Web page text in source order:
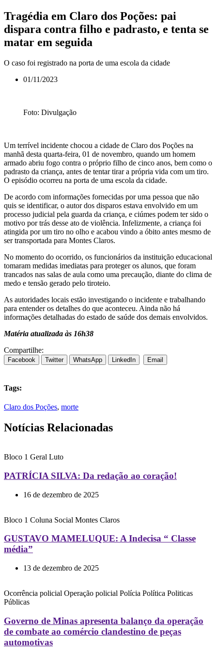
Tragédia em Claro dos Poções: pai
dispara contra filho e padrasto, e tenta se
matar em seguida
O caso foi registrado na porta de uma escola da cidade
01/11/2023
Foto: Divulgação
Um terrível incidente chocou a cidade de Claro dos Poções na
manhã desta quarta-feira, 01 de novembro, quando um homem
armado abriu fogo contra o próprio filho de cinco anos, bem como o
padrasto da criança, antes de tentar tirar a própria vida com um tiro.
O episódio ocorreu na porta de uma escola da cidade.
De acordo com informações fornecidas por uma pessoa que não
quis se identificar, o autor dos disparos estava envolvido em um
processo judicial pela guarda da criança, e ciúmes podem ter sido o
motivo por trás desse ato de violência. Infelizmente, a criança foi
atingida por um tiro no olho e acabou vindo a óbito antes mesmo de
ser transportada para Montes Claros.
No momento do ocorrido, os funcionários da instituição educacional
tomaram medidas imediatas para proteger os alunos, que foram
trancados nas salas de aula como uma precaução, diante do clima de
medo e tensão gerado pelo tiroteio.
As autoridades locais estão investigando o incidente e trabalhando
para entender os detalhes do que aconteceu. Ainda não há
informações detalhadas do estado de saúde dos demais envolvidos.
Matéria atualizada às 16h38
Compartilhe:
Facebook Twitter WhatsApp LinkedIn Email
Tags:
Claro dos Poções, morte
Notícias Relacionadas
Bloco 1 Geral Luto
PATRÍCIA SILVA: Da redação ao coração!
16 de dezembro de 2025
Bloco 1 Coluna Social Montes Claros
GUSTAVO MAMELUQUE: A Indecisa “ Classe
média”
13 de dezembro de 2025
Ocorrência policial Operação policial Polícia Política Politicas
Públicas
Governo de Minas apresenta balanço da operação
de combate ao comércio clandestino de peças
automotivas